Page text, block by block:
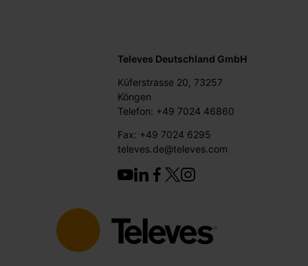
Televes Deutschland GmbH
Küferstrasse 20, 73257
Köngen
Telefon: +49 7024 46860
Fax: +49 7024 6295
televes.de@televes.com